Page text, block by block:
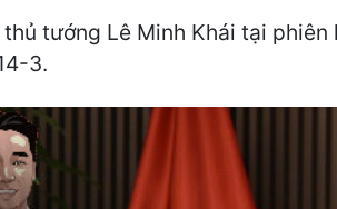
tướng Lê Minh Khái tại
3.